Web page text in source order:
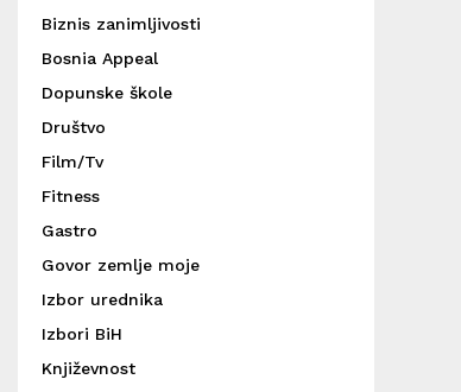
Biznis zanimljivosti
Bosnia Appeal
Dopunske škole
Društvo
Film/Tv
Fitness
Gastro
Govor zemlje moje
Izbor urednika
Izbori BiH
Književnost